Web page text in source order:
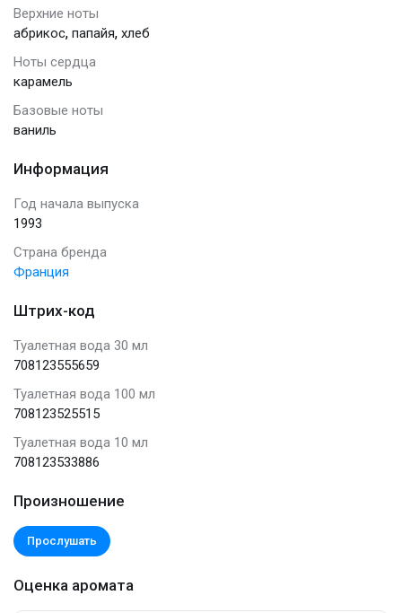
Верхние ноты
абрикос, папайя, хлеб
Ноты сердца
карамель
Базовые ноты
ваниль
Информация
Год начала выпуска
1993
Страна бренда
Франция
Штрих-код
Туалетная вода 30 мл
708123555659
Туалетная вода 100 мл
708123525515
Туалетная вода 10 мл
708123533886
Произношение
Прослушать
Оценка аромата